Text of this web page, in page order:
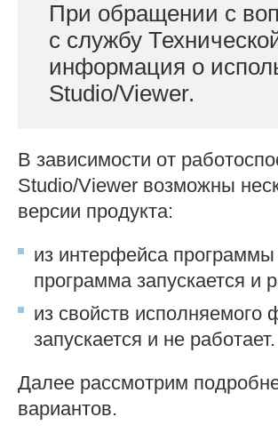
При обращении с
с службу
информация о
Studio/Viewer.
В зависимости от
Studio/Viewer возможны
версии продукта:
из интерфейса
программа запускается и
из свойств
запускается и не работает.
Далее рассмотрим
вариантов.